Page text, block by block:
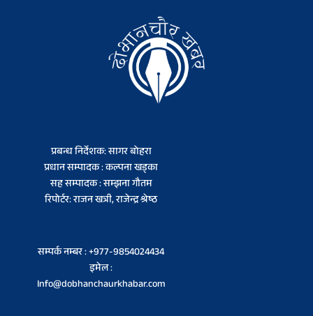
प्रबन्ध निर्देशक: सागर बोहरा
प्रधान सम्पादक : कल्पना खड्का
सह सम्पादक : सम्झना गौतम
रिपोर्टर: राजन खत्री, राजेन्द्र श्रेष्ठ
सम्पर्क नम्बर : +977-9854024434
इमेल :
Info@dobhanchaurkhabar.com